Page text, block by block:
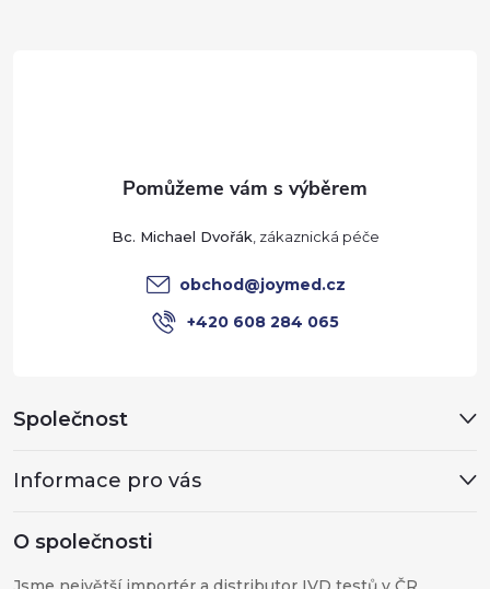
Bc. Michael Dvořák
obchod@joymed.cz
+420 608 284 065
Společnost
Informace pro vás
O společnosti